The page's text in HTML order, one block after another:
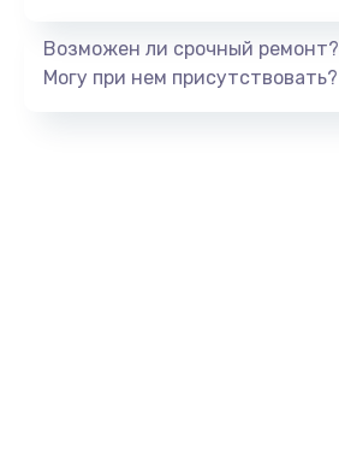
Заказать
Возможен ли срочный ремонт?
Могу при нем присутствовать?